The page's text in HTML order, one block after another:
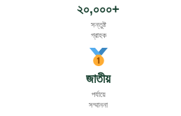
২০,০০০+
সন্তুষ্ট
গ্রাহক
জাতীয়
পর্যায়ে
সম্মাননা